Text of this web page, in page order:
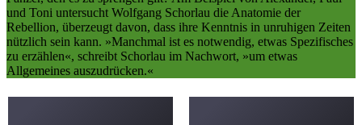
und Toni untersucht Wolfgang Schorlau die Anatomie der
Rebellion, überzeugt davon, dass ihre Kenntnis in unruhigen Zeiten
nützlich sein kann. »Manchmal ist es notwendig, etwas Spezifisches
zu erzählen«, schreibt Schorlau im Nachwort, »um etwas
Allgemeines auszudrücken.«